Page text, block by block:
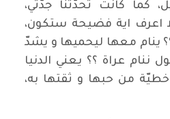
كما كانت تحدّثنا جدّتي،
اعرف اية فضيحة ستكون،
ينام معها ليحميها و يشدّ
ننام عراة ؟؟ يعني الدنيا
خطيّة من حبها و ثقتها به،